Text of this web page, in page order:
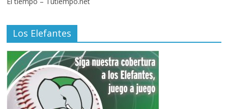
Los Elefantes